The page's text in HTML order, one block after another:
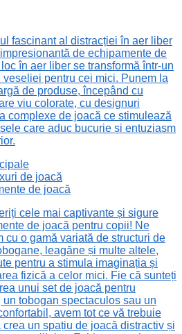
fascinant al distracției în aer liber
de echipamente de
în aer liber se transformă într-un
pentru cei mici. Punem la
de produse, începând cu
viu colorate, cu designuri
complexe de joacă ce stimulează
care aduc bucurie și entuziasm
de joacă
de joacă
cele mai captivante și sigure
de joacă pentru copii! Ne
cu o gamă variată de structuri de
leagăne și multe altele,
pentru a stimula imaginația și
fizică a celor mici. Fie că sunteți
unui set de joacă pentru
un tobogan spectaculos sau un
avem tot ce vă trebuie
crea un spațiu de joacă distractiv și